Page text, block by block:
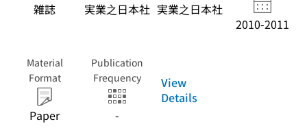
雑誌 実業之日本社 実業之日本社
2010-2011
Material
Format
Paper
Publication
Frequency
-
View
Details